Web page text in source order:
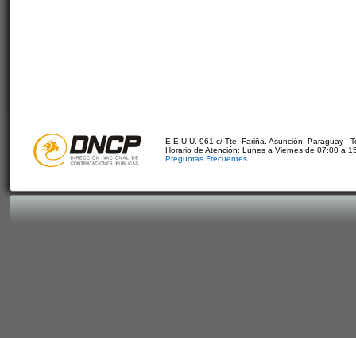
E.E.U.U. 961 c/ Tte. Fariña. Asunción, Paraguay -
Horario de Atención: Lunes a Viernes de 07:00 a
Preguntas Frecuentes